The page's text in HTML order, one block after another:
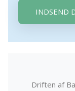
INDSEND
Driften af